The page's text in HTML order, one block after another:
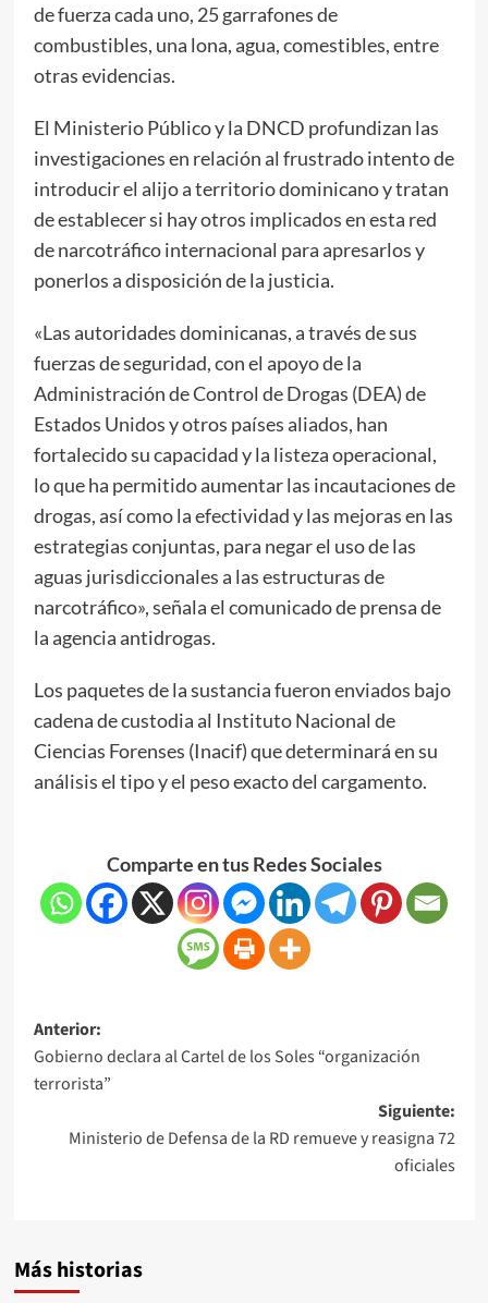
de fuerza cada uno, 25 garrafones de
combustibles, una lona, agua, comestibles, entre
otras evidencias.
El Ministerio Público y la DNCD profundizan las
investigaciones en relación al frustrado intento de
introducir el alijo a territorio dominicano y tratan
de establecer si hay otros implicados en esta red
de narcotráfico internacional para apresarlos y
ponerlos a disposición de la justicia.
«Las autoridades dominicanas, a través de sus
fuerzas de seguridad, con el apoyo de la
Administración de Control de Drogas (DEA) de
Estados Unidos y otros países aliados, han
fortalecido su capacidad y la listeza operacional,
lo que ha permitido aumentar las incautaciones de
drogas, así como la efectividad y las mejoras en las
estrategias conjuntas, para negar el uso de las
aguas jurisdiccionales a las estructuras de
narcotráfico», señala el comunicado de prensa de
la agencia antidrogas.
Los paquetes de la sustancia fueron enviados bajo
cadena de custodia al Instituto Nacional de
Ciencias Forenses (Inacif) que determinará en su
análisis el tipo y el peso exacto del cargamento.
Comparte en tus Redes Sociales
Anterior:
Gobierno declara al Cartel de los Soles “organización
terrorista”
Siguiente:
Ministerio de Defensa de la RD remueve y reasigna 72
oficiales
Más historias